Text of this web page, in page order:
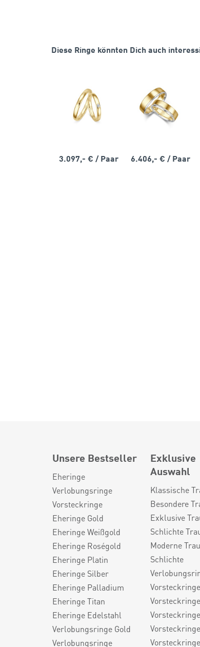
Diese Ringe könnten Dich auch
3.097,- € / Paar 6.406,- €/ Paar
Unsere Bestseller
Eheringe
Verlobungsringe
Vorsteckringe
Eheringe Gold
Eheringe Weißgold
Eheringe Roségold
Eheringe Platin
Eheringe Silber
Eheringe Palladium
Eheringe Titan
Eheringe Edelstahl
Verlobungsringe Gold
Verlobungsringe
Exklusive
Auswahl
Klassische
Besondere
Exklusive
Schlichte
Moderne
Schlichte
Vorsteckringe